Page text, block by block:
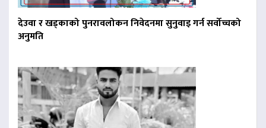
देउवा र खड्काको पुनरावलोकन निवेदनमा सुनुवाइ गर्न सर्वोच्चको
अनुमति